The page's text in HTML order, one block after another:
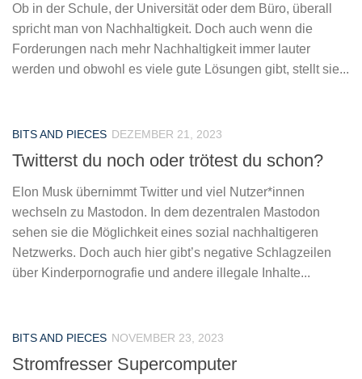
Ob in der Schule, der Universität oder dem Büro, überall
spricht man von Nachhaltigkeit. Doch auch wenn die
Forderungen nach mehr Nachhaltigkeit immer lauter
werden und obwohl es viele gute Lösungen gibt, stellt sie...
BITS AND PIECES DEZEMBER 21, 2023
Twitterst du noch oder trötest du schon?
Elon Musk übernimmt Twitter und viel Nutzer*innen
wechseln zu Mastodon. In dem dezentralen Mastodon
sehen sie die Möglichkeit eines sozial nachhaltigeren
Netzwerks. Doch auch hier gibt’s negative Schlagzeilen
über Kinderpornografie und andere illegale Inhalte...
BITS AND PIECES NOVEMBER 23, 2023
Stromfresser Supercomputer